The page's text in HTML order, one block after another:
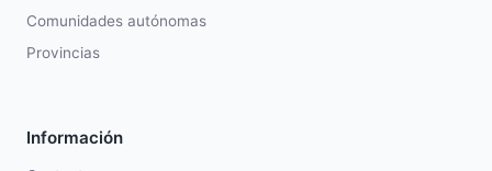
Comunidades autónomas
Provincias
Información